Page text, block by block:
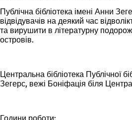
Публічна бібліотека імені Анни
відвідувачів на деякий час
та вирушити в літературну
островів.
Центральна бібліотека Публічної
Зегерс, вежі Боніфація біля